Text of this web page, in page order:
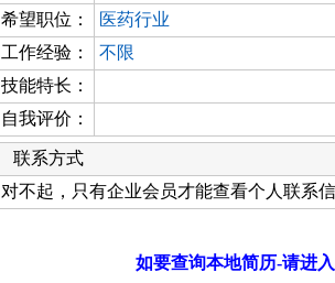
希望职位：
医药行业
工作经验：
不限
技能特长：
自我评价：
联系方式
对不起，只有企业会员才能查看个人联系
如要查询本地简历-请进